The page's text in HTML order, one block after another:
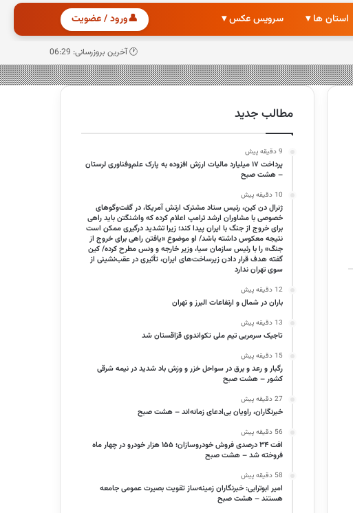
استان ها ▾ سرویس عکس ▾ 👤ورود / عضویت
🕐 آخرین بروزرسانی: 06:29
مطالب جدید
9 دقیقه پیش
پرداخت ۱۷ میلیارد مالیات ارزش افزوده به پارک علم‌وفناوری لرستان
– هشت صبح
10 دقیقه پیش
ژنرال دن کین، رئیس ستاد مشترک ارتش آمریکا، در گفت‌وگوهای
خصوصی با مشاوران ارشد ترامپ اعلام کرده که واشنگتن باید راهی
برای خروج از جنگ با ایران پیدا کند؛ زیرا تشدید درگیری ممکن است
نتیجه معکوس داشته باشد/ او موضوع «یافتن راهی برای خروج از
جنگ» را با رئیس سازمان سیا، وزیر خارجه و ونس مطرح کرده/ کین
گفته هدف قرار دادن زیرساخت‌های ایران، تأثیری در عقب‌نشینی از
سوی تهران ندارد
12 دقیقه پیش
باران در شمال و ارتفاعات البرز و تهران
13 دقیقه پیش
تاجیک سرمربی تیم ملی تکواندوی قزاقستان شد
15 دقیقه پیش
رگبار و رعد و برق در سواحل خزر و وزش باد شدید در نیمه شرقی
کشور – هشت صبح
27 دقیقه پیش
خبرنگاران، راویان بی‌ادعای زمانه‌اند – هشت صبح
56 دقیقه پیش
افت ۳۴ درصدی فروش خودروسازان؛ ۱۵۵ هزار خودرو در چهار ماه
فروخته شد – هشت صبح
58 دقیقه پیش
امیر ابوترابی: خبرنگاران زمینه‌ساز تقویت بصیرت عمومی جامعه
هستند – هشت صبح